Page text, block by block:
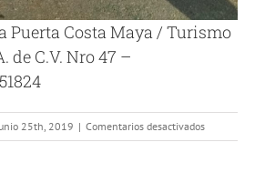
Puerta Costa Maya / Turismo
de C.V. Nro 47 –
25th, 2019 | Comentarios desactivadosen
Instalación